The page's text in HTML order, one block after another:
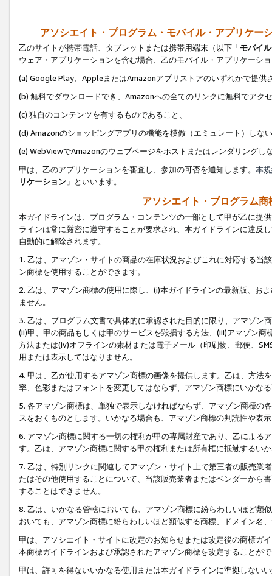
アソシエイト・プログラム・モバイル・アプリケー
乙のサイトが携帯電話、タブレットまたは携帯用端末（以下「モバイ
ウェア・アプリケーションを含む場合、乙のモバイル・アプリケーシ
(a) Google Play、AppleまたはAmazonアプリストアのいずれかで提供
(b) 無料でダウンロードでき、Amazonへの全てのリンクに無料でアク
(c) 独自のコンテンツを有するものであること、
(d) Amazonのショッピングアプリの機能を模倣（エミュレート）しな
(e) WebViewでAmazonのウェブページをホストまたはレンダリングし
甲は、乙のアプリケーションを審査し、参加の可否を通知します。 本
リケーション 」といいます。
アソシエイト・プログラム
本ガイドラインは、プログラム・コンテンツの一部として甲が乙に提
ラインは常に厳密に遵守することが要求され、本ガイドラインに違反
自動的に解除されます。
1. 乙は、アマゾン・サイトの商品の在庫状況およびこれに対応する
ン商標を使用することができます。
2. 乙は、アマゾン商標の使用に際し、(i)本ガイドラインの最新版、お
ません。
3. 乙は、プログラム文書で具体的に承認された目的に限り、アマゾン
(ii)甲、甲の商品もしくは甲のサービスを毀損する方法、(iii)アマゾン
方法または(iv)オフラインの素材または電子メール（印刷物、郵便、
用または表示してはなりません。
4. 甲は、乙が使用するアマゾン商標の画像を提供します。乙は、方
率、色彩またはフォントを変更してはならず、アマゾン商標にいかな
5. 各アマゾン商標は、単独で表示しなければならず、アマゾン商標
スをおくものとします。いかなる場合も、アマゾン商標の判読性や表
6. アマゾン商標に関する一切の権利が甲の専属財産であり、乙による
す。乙は、アマゾン商標に関する甲の権利または所有権に抵触するい
7. 乙は、特別リンクに関連してアマゾン・サイト上で第三者の販売
たはその他使用することについて、当該販売業者またはベンダーから
することはできません。
8. 乙は、いかなる管轄においても、アマゾン商標に紛らわしいほど類
おいても、アマゾン商標に紛らわしいほど類似する商標、ドメイン名
甲は、アソシエイト・サイトに改定のお知らせまたは改定後の商標ガ
本商標ガイドラインおよび承認されたアマゾン商標を改定することが
甲は、許可を得ないいかなる使用または本ガイドラインに準拠しない